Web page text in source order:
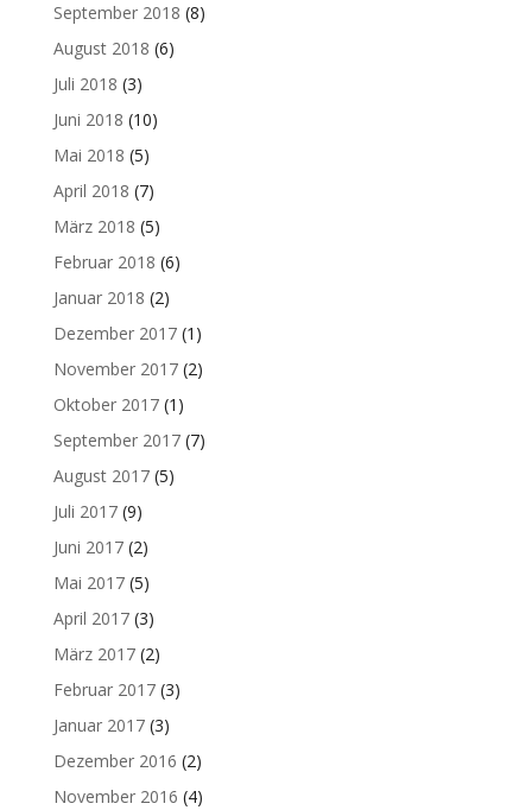
September 2018 (8)
August 2018 (6)
Juli 2018 (3)
Juni 2018 (10)
Mai 2018 (5)
April 2018 (7)
März 2018 (5)
Februar 2018 (6)
Januar 2018 (2)
Dezember 2017(1)
November 2017(2)
Oktober 2017(1)
September 2017(7)
August 2017(5)
Juli 2017(9)
Juni 2017(2)
Mai 2017(5)
April 2017(3)
März 2017(2)
Februar 2017(3)
Januar 2017(3)
Dezember 2016 (2)
November 2016 (4)